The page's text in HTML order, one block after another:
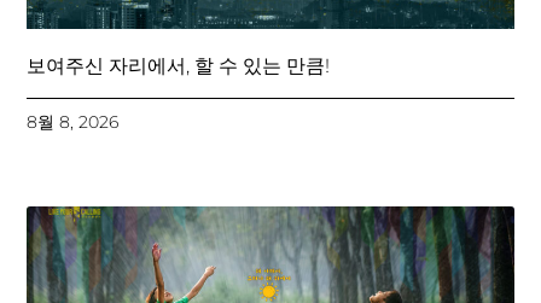
보여주신 자리에서, 할 수 있는 만큼!
8월 8, 2026